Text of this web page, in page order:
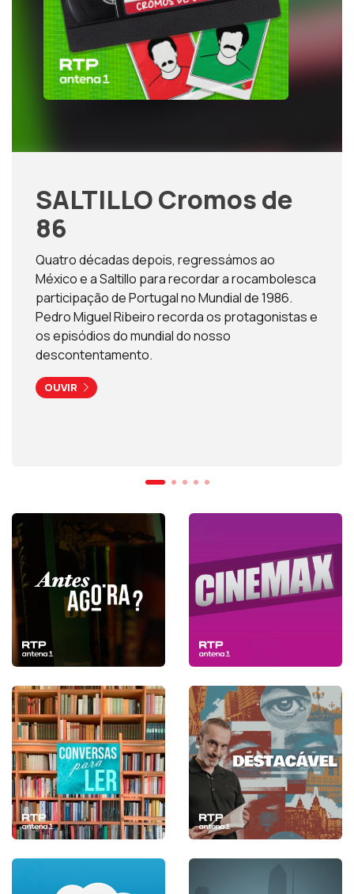
SALTILLO Cromos de
86
Quatro décadas depois, regressámos ao
México e a Saltillo para recordar a rocambolesca
participação de Portugal no Mundial de 1986.
Pedro Miguel Ribeiro recorda os protagonistas e
os episódios do mundial do nosso
descontentamento.
OUVIR